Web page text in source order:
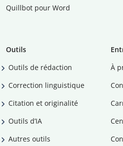
Quillbot pour Word
Outils
Outils de rédaction
Correction linguistique
Citation et originalité
Outils d’IA
Autres outils
À